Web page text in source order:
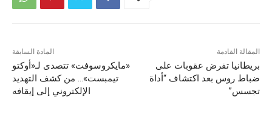
المادة السابقة
«مايكروسوفت» تتصدى لـ«أوكتو
تيمبست»… من كشف التهديد
الإلكتروني إلى إيقافه
المقالة القادمة
بريطانيا تفرض عقوبات على
ضباط روس بعد اكتشاف “أداة
تجسس”